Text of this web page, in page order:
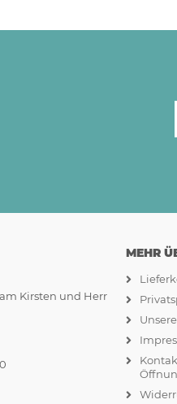
Kirsten und Herr
MEHR